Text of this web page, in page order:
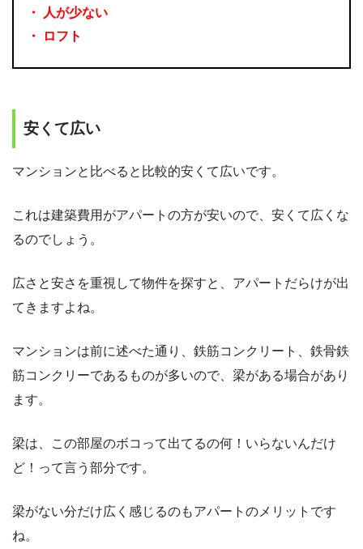
・ 人が少ない
・ ロフト
安くて広い
マンションと比べると比較的安くて広いです。
これは建築費用がアパートの方が安いので、安くて広くな
るのでしょう。
広さと安さを重視して物件を探すと、アパートだらけが出
てきますよね。
マンションは前に述べた通り、鉄筋コンクリート、鉄骨鉄
筋コンクリーであるものが多いので、梁がある場合があり
ます。
梁は、この部屋のボコって出てるの何！いらないんだけ
ど！って言う部分です。
梁がない分だけ広く感じるのもアパートのメリットです
ね。